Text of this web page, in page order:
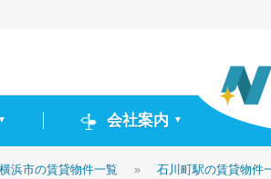
▼ 会社案内 ▼
浜市の賃貸物件一覧 » 石川町駅の賃貸物件